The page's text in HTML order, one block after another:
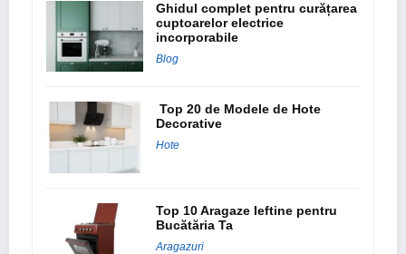
Ghidul complet pentru curățarea
cuptoarelor electrice
incorporabile
Blog
Top 20 de Modele de Hote
Decorative
Hote
Top 10 Aragaze Ieftine pentru
Bucătăria Ta
Aragazuri